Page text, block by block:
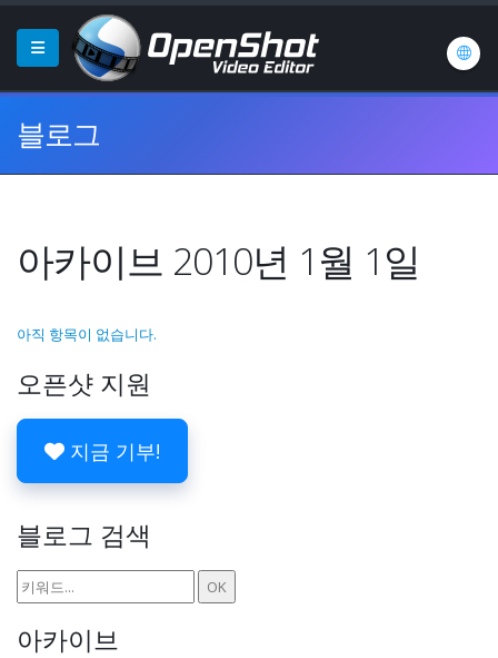
블로그
아카이브 2010년 1월 1일
아직 항목이 없습니다.
오픈샷 지원
지금 기부!
블로그 검색
아카이브